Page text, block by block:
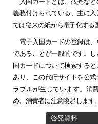
義務付けられている、主に
では従来の紙から電子化する
電子入国カードの登録は、
であることが一般的です。
国カードについて検索する
あり、この代行サイトを公
ラブルが生じています。消
め、消費者に注意喚起します。
啓発資料